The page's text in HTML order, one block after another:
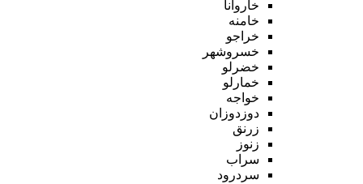
خاروانا
خامنه
خراجو
خسروشهر
خضرلو
خمارلو
خواجه
دوزدوزان
زرنق
زنوز
سراب
سردرود